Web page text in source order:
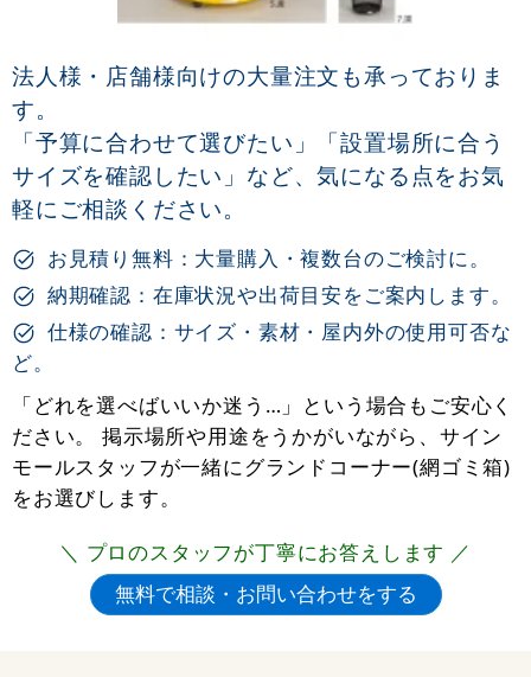
法人様・店舗様向けの大量注文も承っておりま
す。
「予算に合わせて選びたい」「設置場所に合う
サイズを確認したい」など、気になる点をお気
軽にご相談ください。
お見積り無料：大量購入・複数台のご検討に。
納期確認：在庫状況や出荷目安をご案内します。
仕様の確認：サイズ・素材・屋内外の使用可否な
ど。
「どれを選べばいいか迷う…」という場合もご安心く
ださい。 掲示場所や用途をうかがいながら、サイン
モールスタッフが一緒にグランドコーナー(網ゴミ箱)
をお選びします。
＼ プロのスタッフが丁寧にお答えします ／